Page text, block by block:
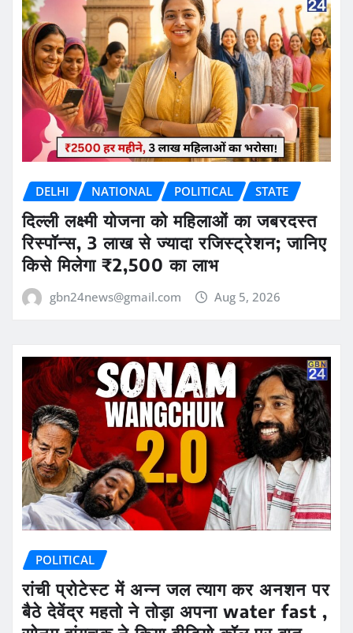
DELHI NATIONAL POLITICAL STATE
दिल्ली लक्ष्मी योजना को महिलाओं का जबरदस्त
रिस्पॉन्स, 3 लाख से ज्यादा रजिस्ट्रेशन; जानिए
किसे मिलेगा ₹2,500 का लाभ
gbn24news@gmail.com Aug 5, 2026
POLITICAL
रांची प्रोटेस्ट में अन्न जल त्याग कर अनशन पर
बैठे देवेंद्र महतो ने तोड़ा अपना water fast ,